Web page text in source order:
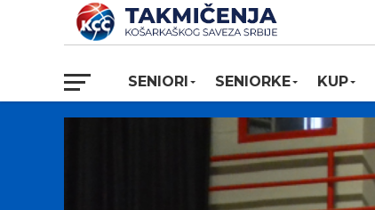
SENIORI SENIORKE KUP